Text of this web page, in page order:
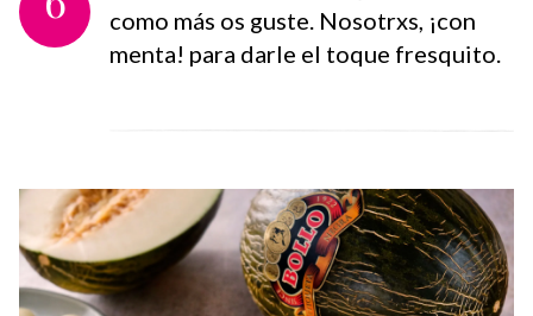
como más os guste. Nosotrxs, ¡con
menta! para darle el toque fresquito.